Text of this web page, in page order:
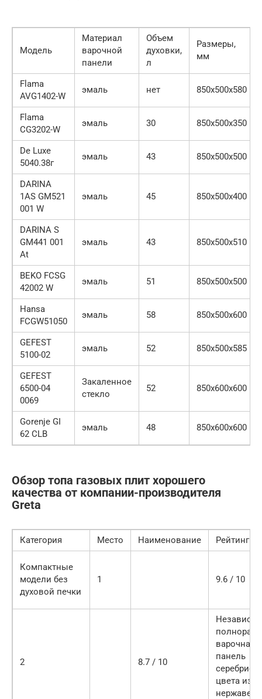
Модель
Материал
варочной
панели
Объем
духовки,
л
Размеры,
мм
Flama
AVG1402-W
эмаль нет 850х500х580
Flama
CG3202-W
эмаль 30 850x500x350
De Luxe
5040.38г
эмаль 43 850х500х500
DARINA
1AS GM521
001 W
эмаль 45 850х500х400
DARINA S
GM441 001
At
эмаль 43 850х500х510
BEKO FCSG
42002 W
эмаль 51 850х500х500
Hansa
FCGW51050
эмаль 58 850х500х600
GEFEST
5100-02
эмаль 52 850х500х585
GEFEST
6500-04
0069
Закаленное
стекло
52 850х600х600
Gorenje GI
62 CLB
эмаль 48 850х600х600
Обзор топа газовых плит хорошего
качества от компании-производителя
Greta
Категория Место Наименование Рейтинг
Компактные
модели без
духовой печки
1 9.6 / 10
2 8.7 / 10
варочная
панель
цвета из